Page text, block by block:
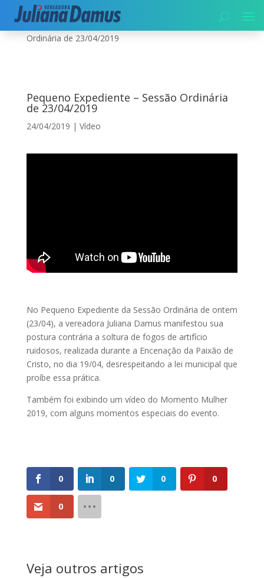
Início|Vídeo|Pequeno Expediente – Sessão
Ordinária de 23/04/2019
Pequeno Expediente – Sessão Ordinária
de 23/04/2019
24/04/2019 | Vídeo
No Pequeno Expediente da Sessão Ordinária de ontem
(23/04), a vereadora Juliana Damus manifestou sua
postura contrária a soltura de fogos de artifício
ruidosos, realizada durante a Encenação da Paixão de
Cristo, no dia 19/04, desrespeitando a lei municipal que
proíbe essa prática.
Também foi exibindo um vídeo do Momento Mulher
2019, com alguns momentos especiais do evento.
0 0 0 0
0
Veja outros artigos